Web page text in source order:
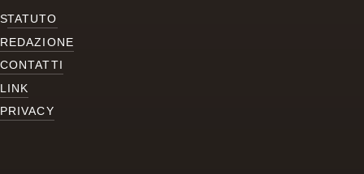
STATUTO
REDAZIONE
CONTATTI
LINK
PRIVACY